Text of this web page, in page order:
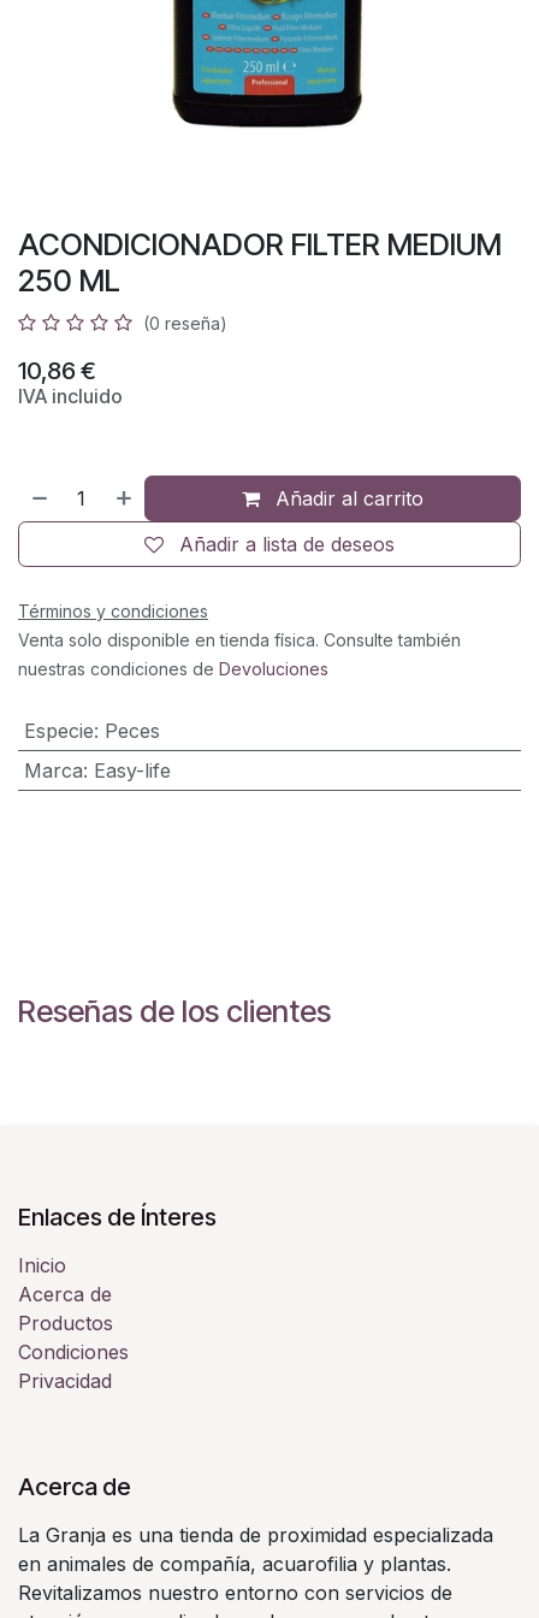
ACONDICIONADOR FILTER MEDIUM
250 ML
(0 reseña)
10,86 €
IVA incluido
Añadir al carrito
Añadir a lista de deseos
Términos y condiciones
Venta solo disponible en tienda física. Consulte también
nuestras condiciones de Devoluciones
Especie: Peces
Marca: Easy-life
Reseñas de los clientes
Enlaces de Ínteres
Inicio
Acerca de
Productos
Condiciones
Privacidad
Acerca de
La Granja es una tienda de proximidad especializada
en animales de compañía, acuarofilia y plantas.
Revitalizamos nuestro entorno con servicios de